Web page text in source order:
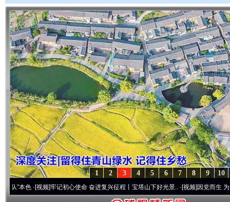
10
9
8
7
6
5
4
3
2
1
·[视频]牢记初心使命 奋进复兴征程丨宝塔山下好光景..·[视频]因党而生 为党而战